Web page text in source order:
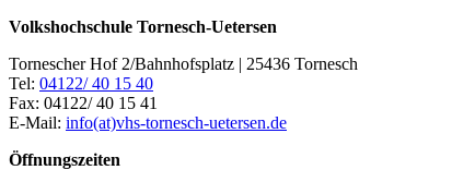
Volkshochschule Tornesch-Uetersen
Tornescher Hof 2/Bahnhofsplatz | 25436 Tornesch
Tel: 04122/ 40 15 40
Fax: 04122/ 40 15 41
E-Mail: info(at)vhs-tornesch-uetersen.de
Öffnungszeiten